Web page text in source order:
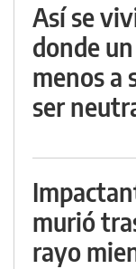
Así se
donde
menos a
ser
murió
rayo